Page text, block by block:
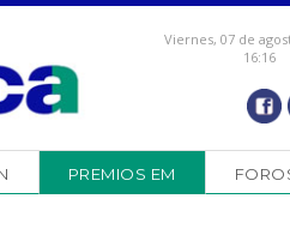
Viernes, 07 de
16:16
PREMIOS EM